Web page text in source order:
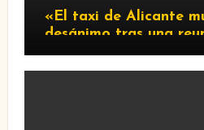
«El taxi de Alicante
desánimo tras una
Decreto Ley 5/2026»